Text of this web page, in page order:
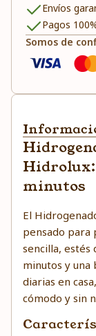
Envíos
Pagos
Somos de
Hidrolux:
minutos
El
pensado para
sencilla, estés
minutos y una
diarias en
cómodo y sin